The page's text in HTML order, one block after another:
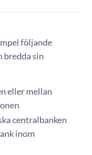
följande
sin
eller mellan
centralbanken
inom